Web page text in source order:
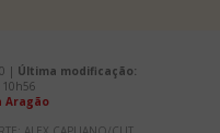
| Última modificação:
10h56
Aragão